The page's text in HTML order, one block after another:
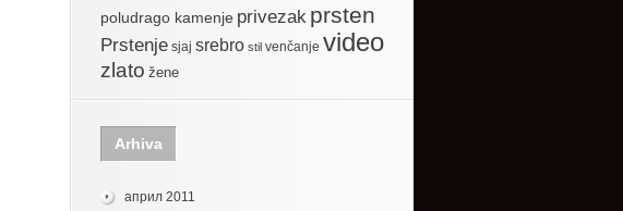
poludrago kamenje privezak prsten
Prstenje sjaj srebro stil venčanje video
zlato žene
Arhiva
април 2011